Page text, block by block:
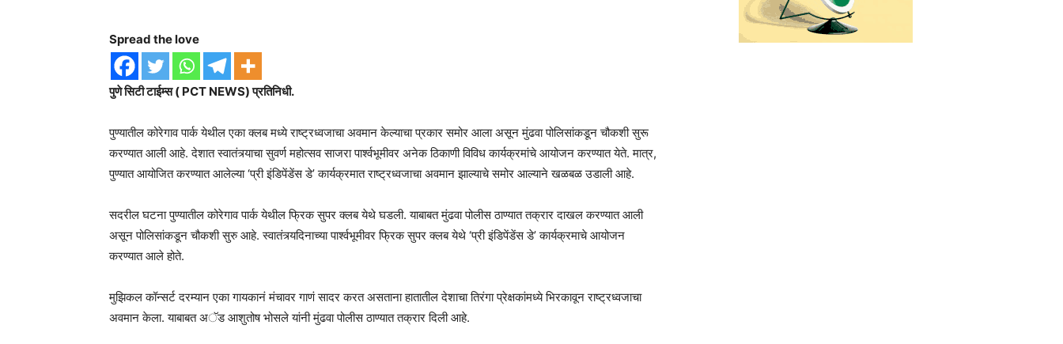
Spread the love
पुणे सिटी टाईम्स ( PCT NEWS) प्रतिनिधी.
पुण्यातील कोरेगाव पार्क येथील एका क्लब मध्ये राष्ट्रध्वजाचा अवमान केल्याचा प्रकार समोर आला असून मुंढवा पोलिसांकडून चौकशी सुरू
करण्यात आली आहे. देशात स्वातंत्र्याचा सुवर्ण महोत्सव साजरा पार्श्वभूमीवर अनेक ठिकाणी विविध कार्यक्रमांचे आयोजन करण्यात येते. मात्र,
पुण्यात आयोजित करण्यात आलेल्या ‘प्री इंडिपेंडेंस डे’ कार्यक्रमात राष्ट्रध्वजाचा अवमान झाल्याचे समोर आल्याने खळबळ उडाली आहे.
सदरील घटना पुण्यातील कोरेगाव पार्क येथील फ्रिक सुपर क्लब येथे घडली. याबाबत मुंढवा पोलीस ठाण्यात तक्रार दाखल करण्यात आली
असून पोलिसांकडून चौकशी सुरु आहे. स्वातंत्र्यदिनाच्या पार्श्वभूमीवर फ्रिक सुपर क्लब येथे ‘प्री इंडिपेंडेंस डे’ कार्यक्रमाचे आयोजन
करण्यात आले होते.
मुझिकल कॉन्सर्ट दरम्यान एका गायकानं मंचावर गाणं सादर करत असताना हातातील देशाचा तिरंगा प्रेक्षकांमध्ये भिरकावून राष्ट्रध्वजाचा
अवमान केला. याबाबत अॅड आशुतोष भोसले यांनी मुंढवा पोलीस ठाण्यात तक्रार दिली आहे.